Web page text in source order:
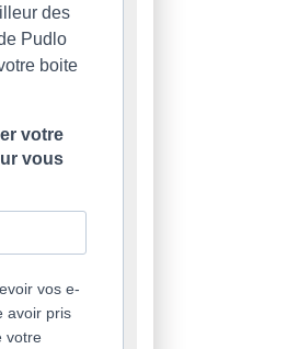
des
Pudlo
boite
votre
vous
vos e-
avoir pris
votre